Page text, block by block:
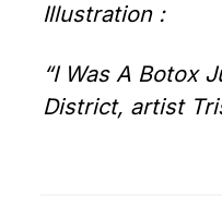
Illustration :
“I Was A Botox
District, artist